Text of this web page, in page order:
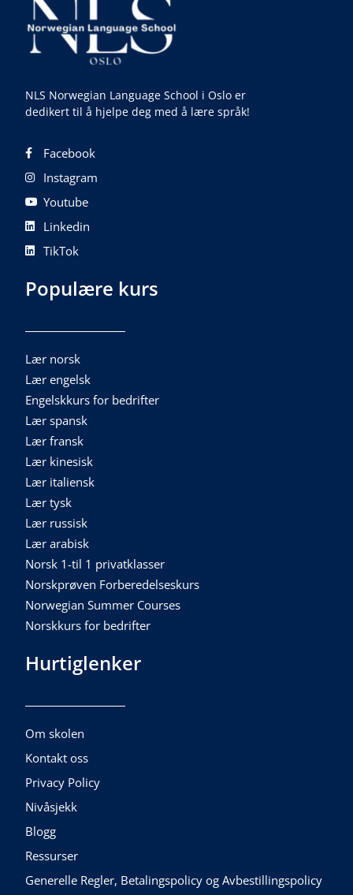
NLS Norwegian Language School i Oslo er
dedikert til å hjelpe deg med å lære språk!
Facebook
Instagram
Youtube
Linkedin
TikTok
Populære kurs
Lær norsk
Lær engelsk
Engelskkurs for bedrifter
Lær spansk
Lær fransk
Lær kinesisk
Lær italiensk
Lær tysk
Lær russisk
Lær arabisk
Norsk 1-til 1 privatklasser
Norskprøven Forberedelseskurs
Norwegian Summer Courses
Norskkurs for bedrifter
Hurtiglenker
Om skolen
Kontakt oss
Privacy Policy
Nivåsjekk
Blogg
Ressurser
Generelle Regler, Betalingspolicy og Avbestillingspolicy